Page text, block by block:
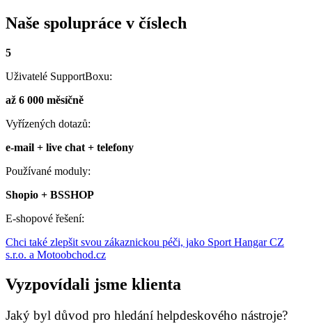
Naše spolupráce v číslech
5
Uživatelé SupportBoxu:
až 6 000 měsíčně
Vyřízených dotazů:
e-mail + live chat + telefony
Používané moduly:
Shopio + BSSHOP
E-shopové řešení:
Chci také zlepšit svou zákaznickou péči, jako Sport Hangar CZ
s.r.o. a Motoobchod.cz
Vyzpovídali jsme klienta
Jaký byl důvod pro hledání helpdeskového nástroje?